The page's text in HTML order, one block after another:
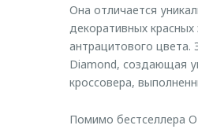
Она отличается
декоративных
антрацитового
Diamond, создающая
кроссовера,
Помимо бестселлера